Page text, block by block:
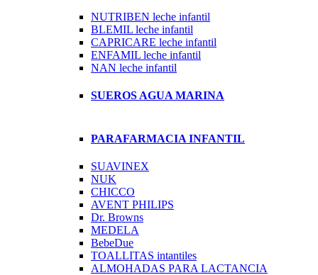
NUTRIBEN leche infantil
BLEMIL leche infantil
CAPRICARE leche infantil
ENFAMIL leche infantil
NAN leche infantil
SUEROS AGUA MARINA
PARAFARMACIA INFANTIL
SUAVINEX
NUK
CHICCO
AVENT PHILIPS
Dr. Browns
MEDELA
BebeDue
TOALLITAS intantiles
ALMOHADAS PARA LACTANCIA